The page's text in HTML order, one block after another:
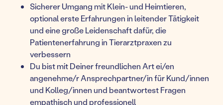
Sicherer Umgang mit Klein- und Heimtieren,
optional erste Erfahrungen in leitender Tätigkeit
und eine große Leidenschaft dafür, die
Patientenerfahrung in Tierarztpraxen zu
verbessern
Du bist mit Deiner freundlichen Art ei/en
angenehme/r Ansprechpartner/in für Kund/innen
und Kolleg/innen und beantwortest Fragen
empathisch und professionell